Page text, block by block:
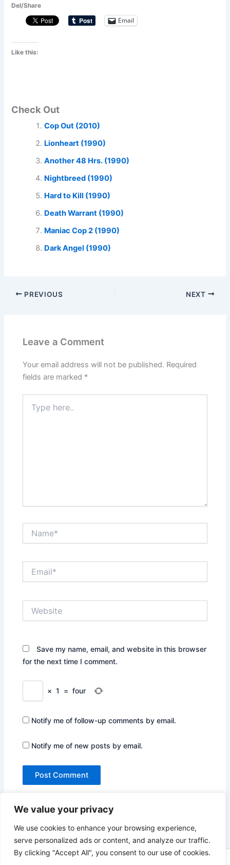
We value your privacy
We use cookies to enhance your browsing experience,
serve personalized ads or content, and analyze our traffic.
By clicking "Accept All", you consent to our use of cookies.
Del/Share
Email
Like this:
Check Out
Cop Out (2010)
Lionheart (1990)
Another 48 Hrs. (1990)
Nightbreed (1990)
Hard to Kill (1990)
Death Warrant (1990)
Maniac Cop 2 (1990)
Dark Angel (1990)
PREVIOUS NEXT
Leave a Comment
Your email address will not be published. Required
fields are marked *
here..
Save my name, email, and website in this browser
for the next time I comment.
× 1 = four
Notify me of follow-up comments by email.
Notify me of new posts by email.